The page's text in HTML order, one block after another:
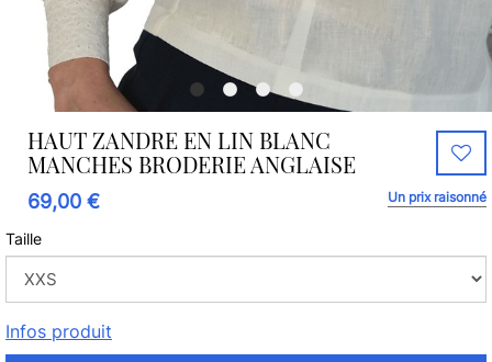
HAUT ZANDRE EN LIN BLANC
MANCHES BRODERIE ANGLAISE
69,00 € Un prix raisonné
Taille
Infos produit